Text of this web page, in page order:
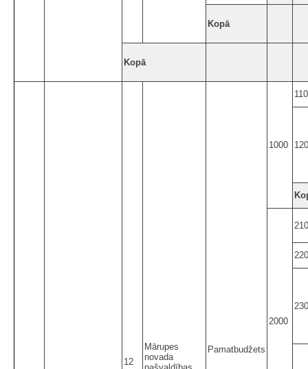
Kopā
Kopā
12
Mārupes
novada
Pamatbudžets
1000
2000